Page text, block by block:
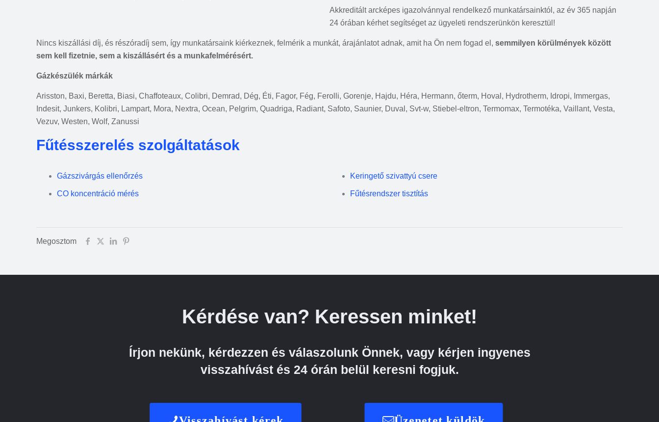
Akkreditált arcképes igazolvánnyal rendelkező munkatársainktól, az év 365 napján
24 órában kérhet segítséget az ügyeleti rendszerünkön keresztül!
Nincs kiszállási díj, és részóradíj sem, így munkatársaink kiérkeznek, felmérik a munkát, árajánlatot adnak, amit ha Ön nem fogad el, semmilyen körülmények között
sem kell fizetnie, sem a kiszállásért és a munkafelmérésért.
Gázkészülék márkák
Arisston, Baxi, Beretta, Biasi, Chaffoteaux, Colibri, Demrad, Dég, Éti, Fagor, Fég, Ferolli, Gorenje, Hajdu, Héra, Hermann, őterm, Hoval, Hydrotherm, Idropi, Immergas,
Indesit, Junkers, Kolibri, Lampart, Mora, Nextra, Ocean, Pelgrim, Quadriga, Radiant, Safoto, Saunier, Duval, Svt-w, Stiebel-eltron, Termomax, Termotéka, Vaillant, Vesta,
Vezuv, Westen, Wolf, Zanussi
Fűtésszerelés szolgáltatások
Gázszivárgás ellenőrzés
CO koncentráció mérés
Keringető szivattyú csere
Fűtésrendszer tisztítás
Megosztom
Kérdése van? Keressen minket!
Írjon nekünk, kérdezzen és válaszolunk Önnek, vagy kérjen ingyenes
visszahívást és 24 órán belül keresni fogjuk.